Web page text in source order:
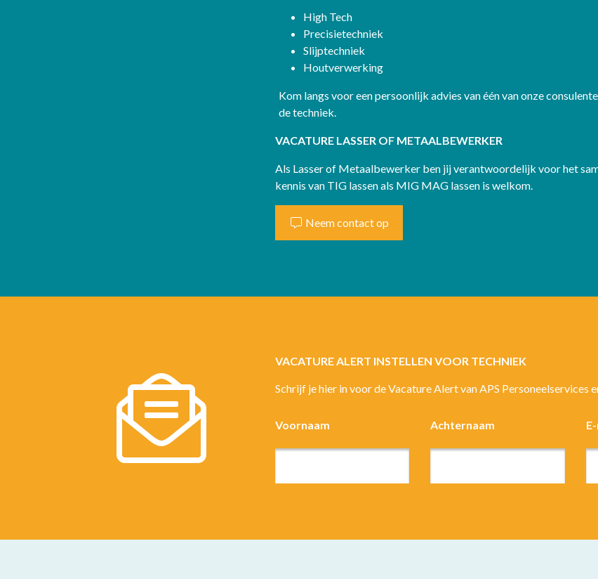
High Tech
Precisietechniek
Slijptechniek
Houtverwerking
Kom langs voor een persoonlijk advies van één van onze
de techniek.
VACATURE LASSER OF METAALBEWERKER
Als Lasser of Metaalbewerker ben jij verantwoordelijk voor het
kennis van TIG lassen als MIG MAG lassen is welkom.
Neem contact op
VACATURE ALERT INSTELLEN VOOR TECHNIEK
Schrijf je hier in voor de Vacature Alert van APS Personeelservices
Voornaam Achternaam